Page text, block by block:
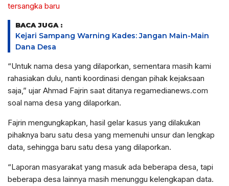
tersangka baru
BACA JUGA :
Kejari Sampang Warning Kades: Jangan Main-Main
Dana Desa
“Untuk nama desa yang dilaporkan, sementara masih kami
rahasiakan dulu, nanti koordinasi dengan pihak kejaksaan
saja,” ujar Ahmad Fajrin saat ditanya regamedianews.com
soal nama desa yang dilaporkan.
Fajrin mengungkapkan, hasil gelar kasus yang dilakukan
pihaknya baru satu desa yang memenuhi unsur dan lengkap
data, sehingga baru satu desa yang dilaporkan.
“Laporan masyarakat yang masuk ada beberapa desa, tapi
beberapa desa lainnya masih menunggu kelengkapan data.